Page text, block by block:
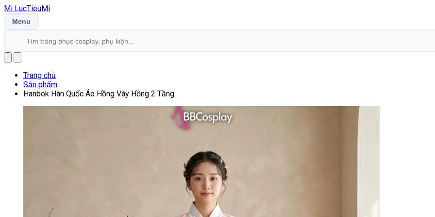
Mi LucTieuMi
Menu
Trang chủ
Sản phẩm
Hanbok Hàn Quốc Áo Hồng Váy Hồng 2 Tầng